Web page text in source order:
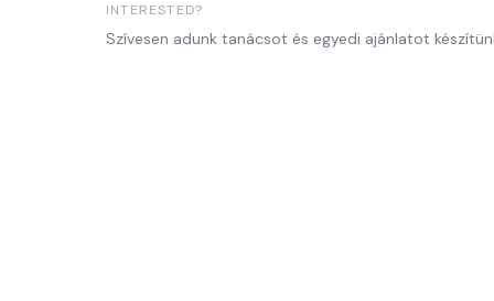
INTERESTED?
Szívesen adunk tanácsot és egyedi ajánlatot